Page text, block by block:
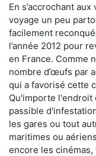
En s’accrochant
voyage un peu
facilement
l’année 2012 pour
en France. Comme
nombre d’œufs par
qui a favorisé cette
Qu'importe l'endroit
passible
les gares ou tout
maritimes ou
encore les